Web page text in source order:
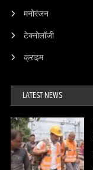
मनोरंजन
टेक्नोलॉजी
क्राइम
LATEST NEWS